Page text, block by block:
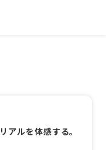
アルを体感する。